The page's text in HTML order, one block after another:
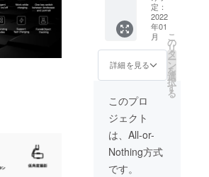
ト3軸ジ
ンバル
IZELL-
L7PRO
×1 ・
Type-C
ミニ三
脚
×1（約
8cm）
・日本
語ユー
L7PRO
1台
本格ポ
ケット3
軸ジン
バル
IZELL-
L7PRO
1台
販売予
定価格
税込
14080
円
定：
2022
年01
月
詳細を見る
こ
の
リ
タ
ー
ン
を
選
択
す
る
このプロ
ジェクト
は、All-or-
Nothing方式
です。